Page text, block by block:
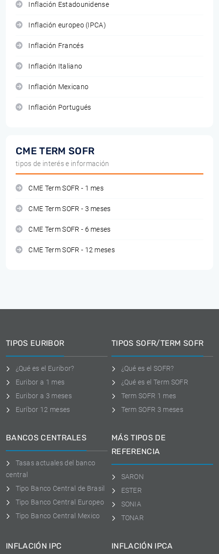
Inflación Estadounidense
Inflación europeo (IPCA)
Inflación Francés
Inflación Italiano
Inflación Mexicano
Inflación Portugués
CME TERM SOFR
tipos de interés e información
CME Term SOFR - 1 mes
CME Term SOFR - 3 meses
CME Term SOFR - 6 meses
CME Term SOFR - 12 meses
TIPOS EURIBOR
¿Qué es el Euribor?
Euribor a 1 mes
Euribor a 3 meses
Euríbor 12 meses
TIPOS SOFR/TERM SOFR
¿Qué es el SOFR?
¿Qué es el Term SOFR
Term SOFR 1 mes
Term SOFR 3 meses
BANCOS CENTRALES
Tasas actuales del banco
central
Tipo Banco Central de Brasil
Tipo Banco Central Europeo
Tipo Banco Central Mexico
MÁS TIPOS DE
REFERENCIA
SARON
ESTER
SONIA
TONAR
INFLACIÓN IPC INFLACIÓN IPCA